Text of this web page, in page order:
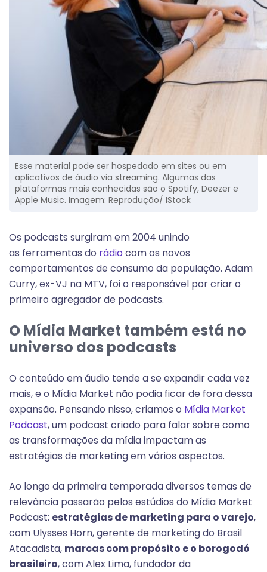
Esse material pode ser hospedado em sites ou em
aplicativos de áudio via streaming. Algumas das
plataformas mais conhecidas são o Spotify, Deezer e
Apple Music. Imagem: Reprodução/ IStock
Os podcasts surgiram em 2004 unindo
as ferramentas do rádio com os novos
comportamentos de consumo da população. Adam
Curry, ex-VJ na MTV, foi o responsável por criar o
primeiro agregador de podcasts.
O Mídia Market também está no
universo dos podcasts
O conteúdo em áudio tende a se expandir cada vez
mais, e o Mídia Market não podia ficar de fora dessa
expansão. Pensando nisso, criamos o Mídia Market
Podcast, um podcast criado para falar sobre como
as transformações da mídia impactam as
estratégias de marketing em vários aspectos.
Ao longo da primeira temporada diversos temas de
relevância passarão pelos estúdios do Mídia Market
Podcast: estratégias de marketing para o varejo,
com Ulysses Horn, gerente de marketing do Brasil
Atacadista, marcas com propósito e o borogodó
brasileiro, com Alex Lima, fundador da